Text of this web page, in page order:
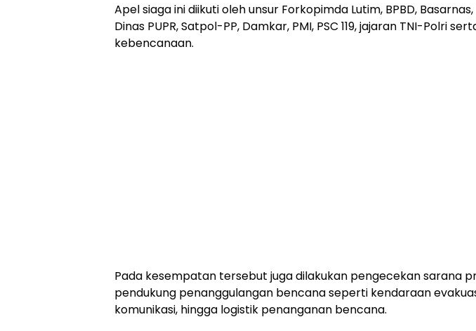
Apel siaga ini diikuti oleh unsur Forkopimda Lutim, BPBD,
Dinas PUPR, Satpol-PP, Damkar, PMI, PSC 119, jajaran TNI-Polri
kebencanaan.
Pada kesempatan tersebut juga dilakukan pengecekan sarana
pendukung penanggulangan bencana seperti kendaraan
komunikasi, hingga logistik penanganan bencana.